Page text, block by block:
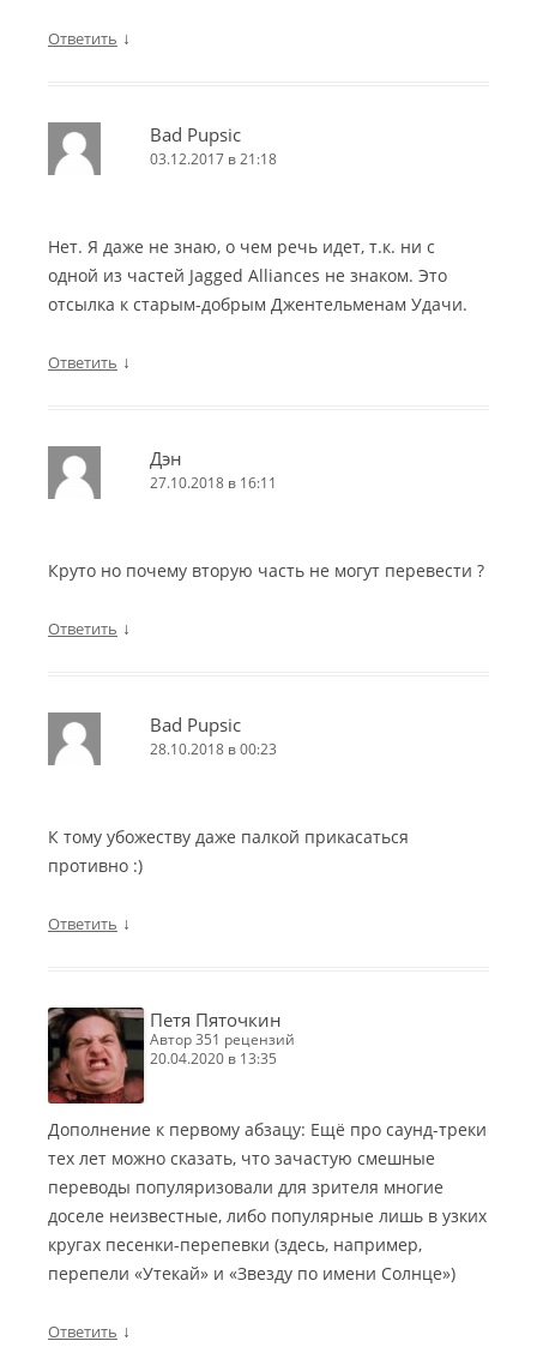
Ответить ↓
Bad Pupsic
03.12.2017 в 21:18
Нет. Я даже не знаю, о чем речь идет, т.к. ни с
одной из частей Jagged Alliances не знаком. Это
отсылка к старым-добрым Джентельменам Удачи.
Ответить ↓
Дэн
27.10.2018 в 16:11
Круто но почему вторую часть не могут перевести ?
Ответить ↓
Bad Pupsic
28.10.2018 в 00:23
К тому убожеству даже палкой прикасаться
противно :)
Ответить ↓
Петя Пяточкин
автор 351 рецензий
20.04.2020 в 13:35
Дополнение к первому абзацу: Ещё про саунд-треки
тех лет можно сказать, что зачастую смешные
переводы популяризовали для зрителя многие
доселе неизвестные, либо популярные лишь в узких
кругах песенки-перепевки (здесь, например,
перепели «Утекай» и «Звезду по имени Солнце»)
Ответить ↓